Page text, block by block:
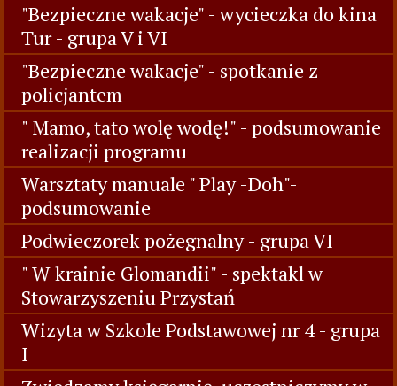
"Bezpieczne wakacje" - wycieczka do kina
Tur - grupa V i VI
"Bezpieczne wakacje" - spotkanie z
policjantem
" Mamo, tato wolę wodę!" - podsumowanie
realizacji programu
Warsztaty manuale " Play -Doh"-
podsumowanie
Podwieczorek pożegnalny - grupa VI
" W krainie Glomandii" - spektakl w
Stowarzyszeniu Przystań
Wizyta w Szkole Podstawowej nr 4 - grupa
I